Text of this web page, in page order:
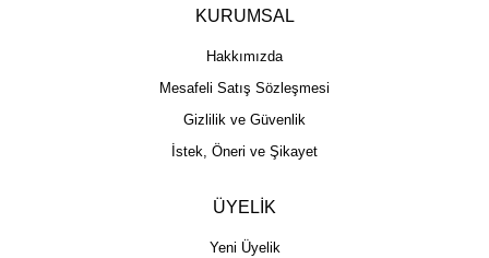
KURUMSAL
Hakkımızda
Mesafeli Satış Sözleşmesi
Gizlilik ve Güvenlik
İstek, Öneri ve Şikayet
ÜYELİK
Yeni Üyelik